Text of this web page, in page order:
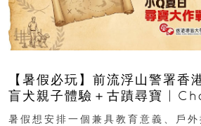
【暑假必玩】前流浮山警署香
盲犬親子體驗＋古蹟尋寶 |
組免費名額
暑假想安排一個兼具教育意義、戶